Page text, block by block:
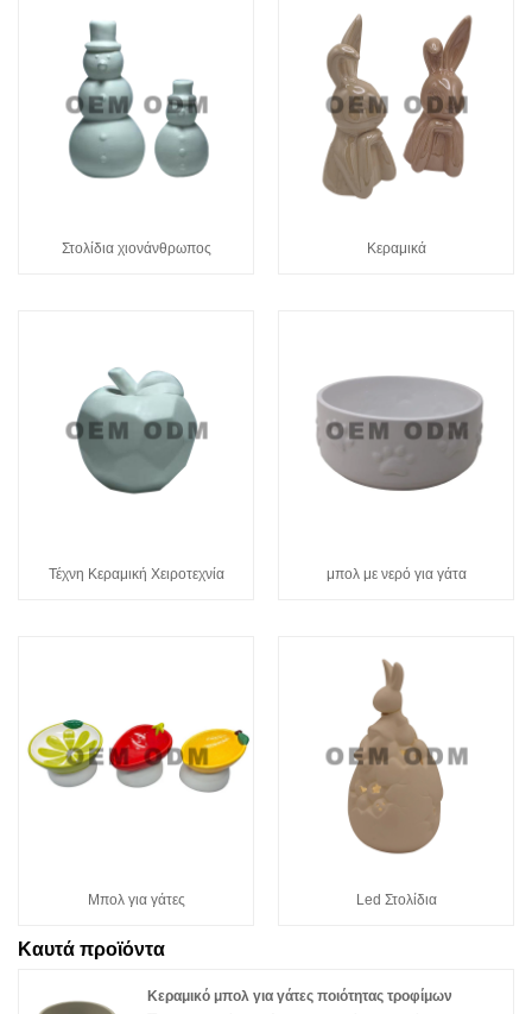
Στολίδια χιονάνθρωπος Κεραμικά
Τέχνη Κεραμική Χειροτεχνία μπολ με νερό για γάτα
Μπολ για γάτες Led Στολίδια
Καυτά προϊόντα
Κεραμικό μπολ για γάτες ποιότητας τροφίμων